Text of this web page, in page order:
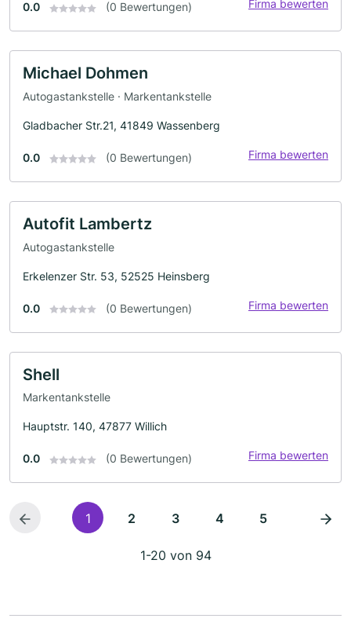
0.0 (0 Bewertungen) Firma bewerten
Michael Dohmen
Autogastankstelle · Markentankstelle
Gladbacher Str.21, 41849 Wassenberg
0.0 (0 Bewertungen) Firma bewerten
Autofit Lambertz
Autogastankstelle
Erkelenzer Str. 53, 52525 Heinsberg
0.0 (0 Bewertungen) Firma bewerten
Shell
Markentankstelle
Hauptstr. 140, 47877 Willich
0.0 (0 Bewertungen) Firma bewerten
1 2 3 4 5
1-20 von 94